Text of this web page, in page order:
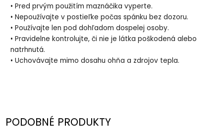
• Pred prvým použitím maznáčika vyperte.
• Nepoužívajte v postieľke počas spánku bez dozoru.
• Používajte len pod dohľadom dospelej osoby.
• Pravidelne kontrolujte, či nie je látka poškodená alebo
natrhnutá.
• Uchovávajte mimo dosahu ohňa a zdrojov tepla.
PODOBNÉ PRODUKTY